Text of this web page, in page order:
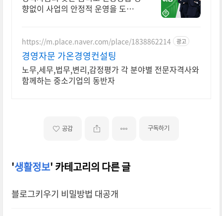
향없이 사업의 안정적 운영을 도와드
https://m.place.naver.com/place/1838862214 광고
경영자문 가온경영컨설팅
노무,세무,법무,변리,감정평가 각 분야별 전문자격사와
함께하는 중소기업의 동반자
공감 구독하기
'생활정보' 카테고리의 다른 글
블로그키우기 비밀방법 대공개